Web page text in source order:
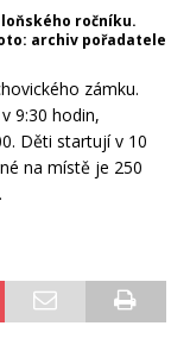
loňského ročníku.
archiv pořadatele
zámku.
9:30 hodin,
Děti startují v 10
na místě je 250
.